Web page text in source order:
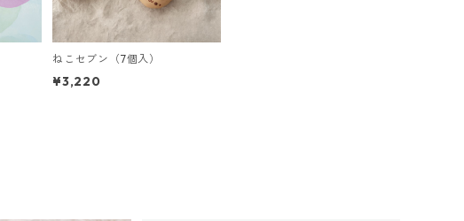
ねこセブン（7個入）
¥3,220